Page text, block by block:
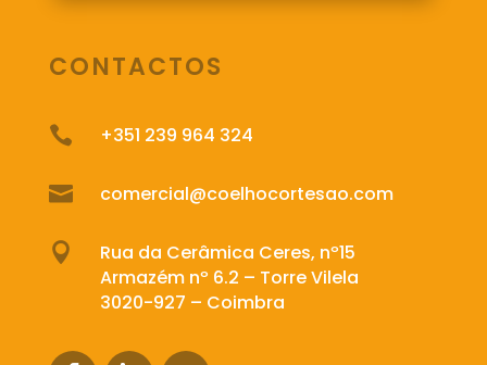
CONTACTOS
 +351 239 964 324
 comercial@coelhocortesao.com

Rua da Cerâmica Ceres, nº15
Armazém nº 6.2 – Torre Vilela
3020-927 – Coimbra